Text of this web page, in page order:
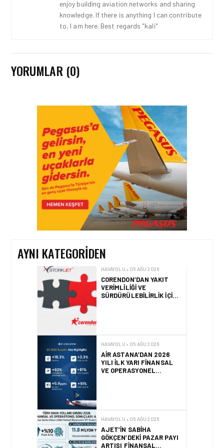
enjoy building aviation networks and sharing
knowledge. If there is anything I can contribute
to, I am here. Best regards "kali"
YORUMLAR (0)
AYNI KATEGORIDEN
HAVAYOLU • 07 AĞU 2026
SUNEXPRESS’IN ÜÇ GÜN
ÜST ÜSTE GÜNLÜK
YOLCU SAYISI 71 BINI AŞTI
HAVAYOLU • 05 AĞU 2026
CORENDON’DAN YAKIT
VERIMLILIĞI VE
SÜRDÜRÜLEBILIRLIK IÇIN
İŞ BIRLIĞI!
AIR ASTANA’DAN 2026
YILI İLK YARI FINANSAL
VE OPERASYONEL
SONUÇLARI!
AJET’IN SABIHA
GÖKÇEN’DEKI PAZAR PAYI
ARTIŞI FINANSAL
SONUÇLARI NASIL
SUNEXPRESS’TEN YENI
KARIYER WEB SITESI VE
DIJITAL İŞE ALIM